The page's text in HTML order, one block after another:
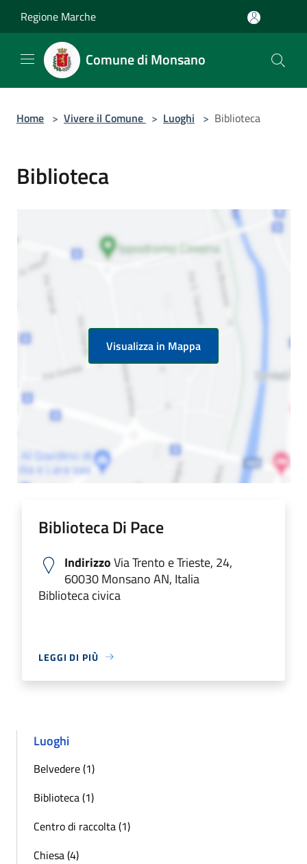
Regione Marche
Comune di Monsano
Home > Vivere il Comune > Luoghi > Biblioteca
Biblioteca
Visualizza in Mappa
Biblioteca Di Pace
IndirizzoVia Trento e Trieste, 24,
60030 Monsano AN, Italia
Biblioteca civica
LEGGI DI PIÙ
Luoghi
Belvedere (1)
Biblioteca (1)
Centro di raccolta (1)
Chiesa (4)